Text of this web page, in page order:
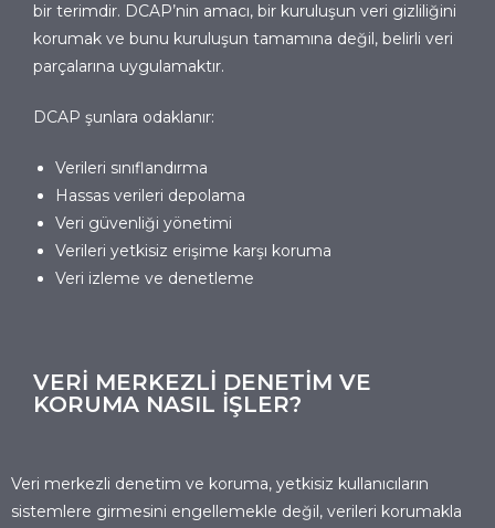
bir terimdir. DCAP’nin amacı, bir kuruluşun veri gizliliğini
korumak ve bunu kuruluşun tamamına değil, belirli veri
parçalarına uygulamaktır.
DCAP şunlara odaklanır:
Verileri sınıflandırma
Hassas verileri depolama
Veri güvenliği yönetimi
Verileri yetkisiz erişime karşı koruma
Veri izleme ve denetleme
VERİ MERKEZLİ DENETİM VE
KORUMA NASIL İŞLER?
Veri merkezli denetim ve koruma, yetkisiz kullanıcıların
sistemlere girmesini engellemekle değil, verileri korumakla